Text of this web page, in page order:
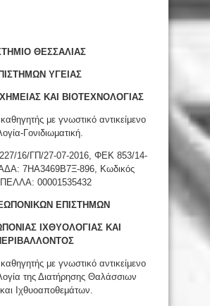
ΘΕΣΣΑΛΙΑΣ
ΥΓΕΙΑΣ
ΚΑΙ ΒΙΟΤΕΧΝΟΛΟΓΙΑΣ
με γνωστικό αντικείμενο
Γονιδιωματική.
16/ΓΠ/27-07-2016, ΦΕΚ 853/14-
7ΗΑ3469Β7Ξ-896, Κωδικός
00001535432
ΕΠΙΣΤΗΜΩΝ
IΧΘΥΟΛΟΓΙΑΣ ΚΑΙ
με γνωστικό αντικείμενο
της Διατήρησης Θαλάσσιων
Ιχθυοαποθεμάτων.